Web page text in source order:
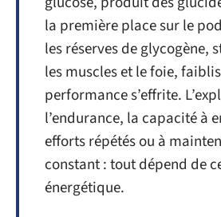
la première place sur le
les réserves de glycogène,
les muscles et le foie,
performance s’effrite.
l’endurance, la capacité à
efforts répétés ou à
constant : tout dépend de
énergétique.